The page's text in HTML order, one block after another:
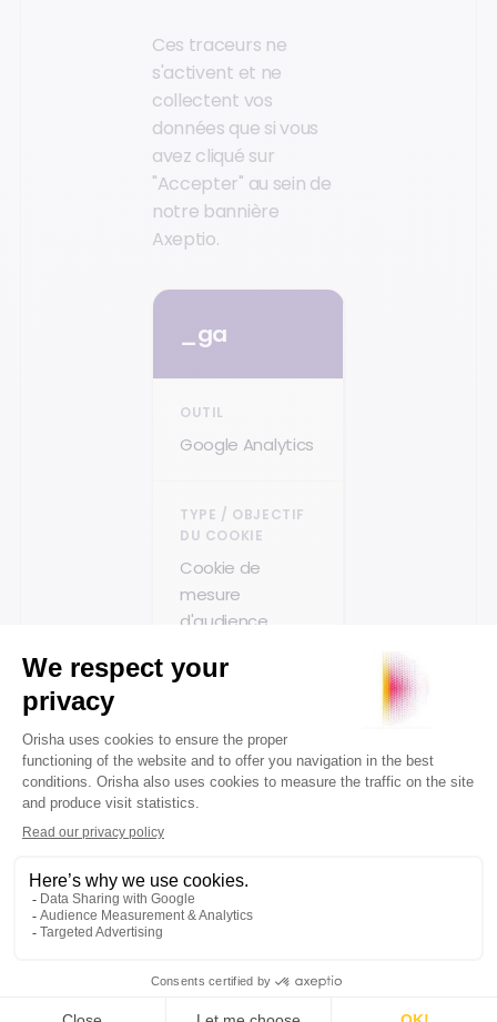
Ces traceurs ne
s'activent et ne
collectent vos
données que si vous
avez cliqué sur
"Accepter" au sein de
notre bannière
Axeptio.
_ga
Google Analytics
Cookie de
mesure
d'audience